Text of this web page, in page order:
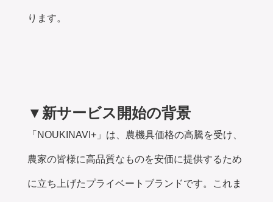
ります。
▼新サービス開始の背景
「NOUKINAVI+」は、農機具価格の高騰を受け、
農家の皆様に高品質なものを安価に提供するため
に立ち上げたプライベートブランドです。これま